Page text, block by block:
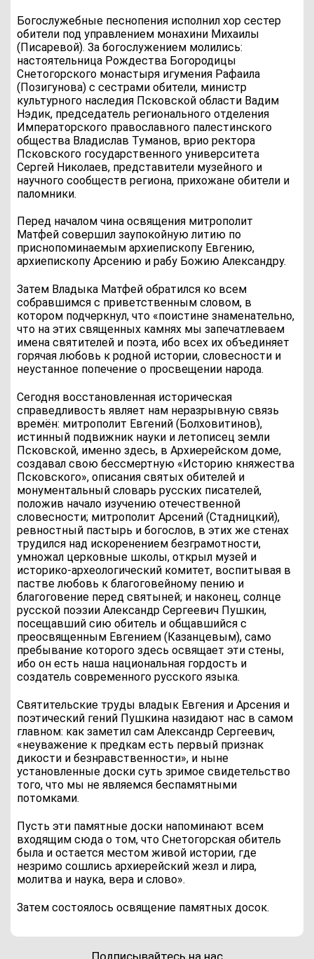
Богослужебные песнопения исполнил хор сестер
обители под управлением монахини Михаилы
(Писаревой). За богослужением молились:
настоятельница Рождества Богородицы
Снетогорского монастыря игумения Рафаила
(Позигунова) с сестрами обители, министр
культурного наследия Псковской области Вадим
Нэдик, председатель регионального отделения
Императорского православного палестинского
общества Владислав Туманов, врио ректора
Псковского государственного университета
Сергей Николаев, представители музейного и
научного сообществ региона, прихожане обители и
паломники.
Перед началом чина освящения митрополит
Матфей совершил заупокойную литию по
приснопоминаемым архиепископу Евгению,
архиепископу Арсению и рабу Божию Александру.
Затем Владыка Матфей обратился ко всем
собравшимся с приветственным словом, в
котором подчеркнул, что «поистине знаменательно,
что на этих священных камнях мы запечатлеваем
имена святителей и поэта, ибо всех их объединяет
горячая любовь к родной истории, словесности и
неустанное попечение о просвещении народа.
Сегодня восстановленная историческая
справедливость являет нам неразрывную связь
времён: митрополит Евгений (Болховитинов),
истинный подвижник науки и летописец земли
Псковской, именно здесь, в Архиерейском доме,
создавал свою бессмертную «Историю княжества
Псковского», описания святых обителей и
монументальный словарь русских писателей,
положив начало изучению отечественной
словесности; митрополит Арсений (Стадницкий),
ревностный пастырь и богослов, в этих же стенах
трудился над искоренением безграмотности,
умножал церковные школы, открыл музей и
историко-археологический комитет, воспитывая в
пастве любовь к благоговейному пению и
благоговение перед святыней; и наконец, солнце
русской поэзии Александр Сергеевич Пушкин,
посещавший сию обитель и общавшийся с
преосвященным Евгением (Казанцевым), само
пребывание которого здесь освящает эти стены,
ибо он есть наша национальная гордость и
создатель современного русского языка.
Святительские труды владык Евгения и Арсения и
поэтический гений Пушкина назидают нас в самом
главном: как заметил сам Александр Сергеевич,
«неуважение к предкам есть первый признак
дикости и безнравственности», и ныне
установленные доски суть зримое свидетельство
того, что мы не являемся беспамятными
потомками.
Пусть эти памятные доски напоминают всем
входящим сюда о том, что Снетогорская обитель
была и остается местом живой истории, где
незримо сошлись архиерейский жезл и лира,
молитва и наука, вера и слово».
Затем состоялось освящение памятных досок.